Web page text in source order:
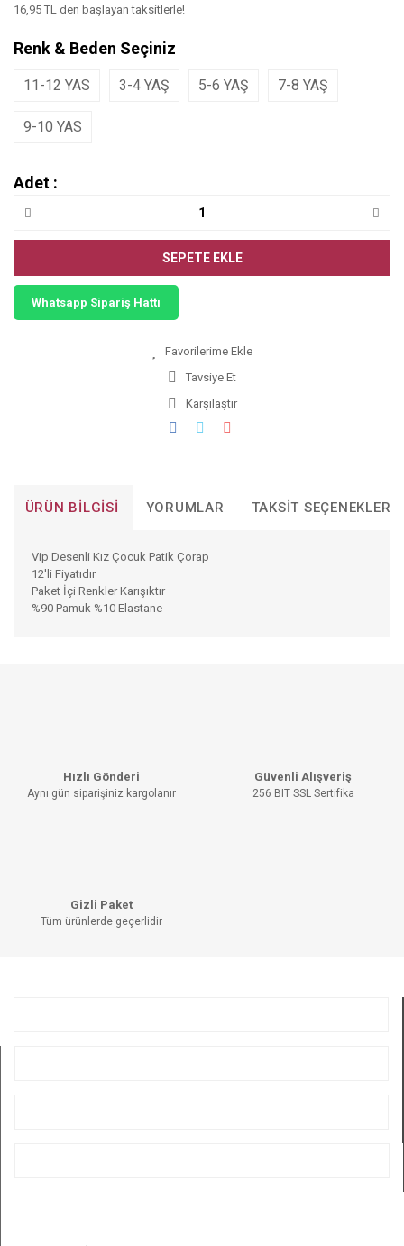
16,95 TL den başlayan taksitlerle!
Renk & Beden Seçiniz
11-12 YAS 3-4 YAŞ 5-6 YAŞ 7-8 YAŞ
9-10 YAS
Adet :
SEPETE EKLE
Whatsapp Sipariş Hattı
Tavsiye Et
Karşılaştır
ÜRÜN BILGISI YORUMLAR TAKSIT SEÇENEKLERI
Vip Desenli Kız Çocuk Patik Çorap
12'li Fiyatıdır
Paket İçi Renkler Karışıktır
%90 Pamuk %10 Elastane
Ürün açıklamasında eksik bilgiler bulunuyor.
Hızlı Gönderi
Aynı gün siparişiniz kargolanır
Güvenli Alışveriş
256 BIT SSL Sertifika
Gizli Paket
Tüm ürünlerde geçerlidir